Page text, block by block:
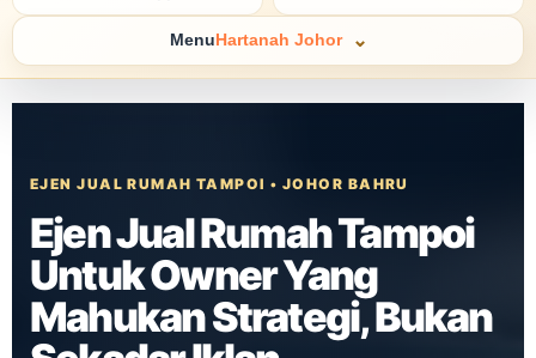
Menu Hartanah Johor
EJEN JUAL RUMAH TAMPOI • JOHOR BAHRU
Ejen Jual Rumah Tampoi
Untuk Owner Yang
Mahukan Strategi, Bukan